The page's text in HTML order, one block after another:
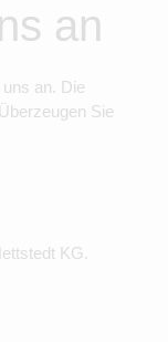
an
an. Die
Sie
KG.